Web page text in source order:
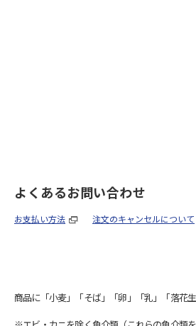
よくあるお問い合わせ
お支払い方法 注文のキャンセルについて
商品に「小麦」「そば」「卵」「乳」「落花